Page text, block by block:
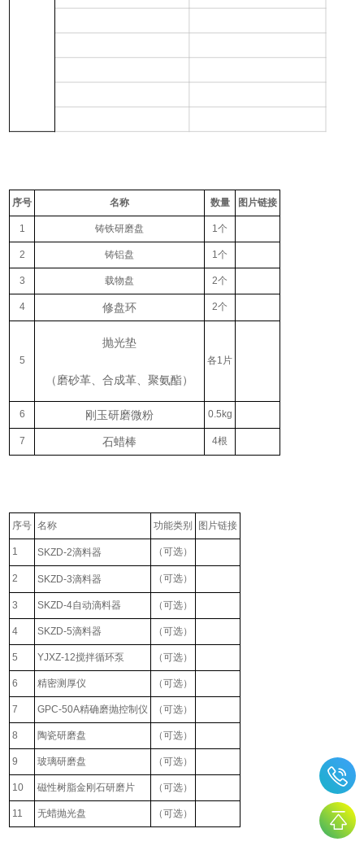
序号 名称 数量 图片链接
1 铸铁研磨盘 1个
2 铸铝盘 1个
3 载物盘 2个
4 修盘环 2个
5
抛光垫
（磨砂革、合成革、聚氨酯）
各1片
6 刚玉研磨微粉 0.5kg
7 石蜡棒 4根
序号 名称 功能类别 图片链接
1 SKZD-2滴料器 （可选）
2 SKZD-3滴料器 （可选）
3 SKZD-4自动滴料器 （可选）
4 SKZD-5滴料器 （可选）
5 YJXZ-12搅拌循环泵 （可选）
6 精密测厚仪 （可选）
7 GPC-50A精确磨抛控制仪 （可选）
8 陶瓷研磨盘 （可选）
9 玻璃研磨盘 （可选）
10 磁性树脂金刚石研磨片 （可选）
11 无蜡抛光盘 （可选）